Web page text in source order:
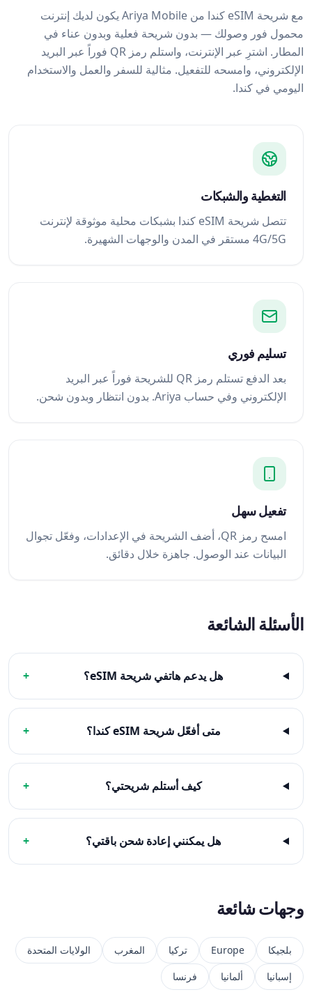
مع شريحة eSIM كندا من Ariya Mobile يكون لديك إنترنت
محمول فور وصولك — بدون شريحة فعلية وبدون عناء في
المطار. اشترِ عبر الإنترنت، واستلم رمز QR فوراً عبر البريد
الإلكتروني، وامسحه للتفعيل. مثالية للسفر والعمل والاستخدام
اليومي في كندا.
التغطية والشبكات
تتصل شريحة eSIM كندا بشبكات محلية موثوقة لإنترنت
4G/5G مستقر في المدن والوجهات الشهيرة.
تسليم فوري
بعد الدفع تستلم رمز QR للشريحة فوراً عبر البريد
الإلكتروني وفي حساب Ariya. بدون انتظار وبدون شحن.
تفعيل سهل
امسح رمز QR، أضف الشريحة في الإعدادات، وفعّل تجوال
البيانات عند الوصول. جاهزة خلال دقائق.
الأسئلة الشائعة
هل يدعم هاتفي شريحة eSIM؟ +
متى أفعّل شريحة eSIM كندا؟ +
كيف أستلم شريحتي؟ +
هل يمكنني إعادة شحن باقتي؟ +
وجهات شائعة
بلجيكا Europe تركيا المغرب
الولايات المتحدة
إسبانيا
ألمانيا فرنسا